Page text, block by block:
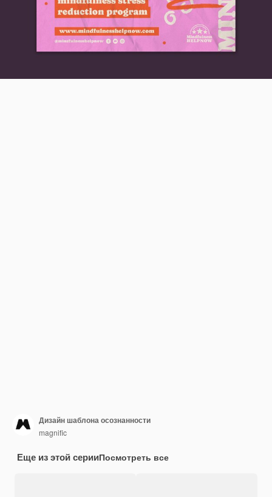
Дизайн шаблона осознанности
magnific
Еще из этой серииПосмотреть все